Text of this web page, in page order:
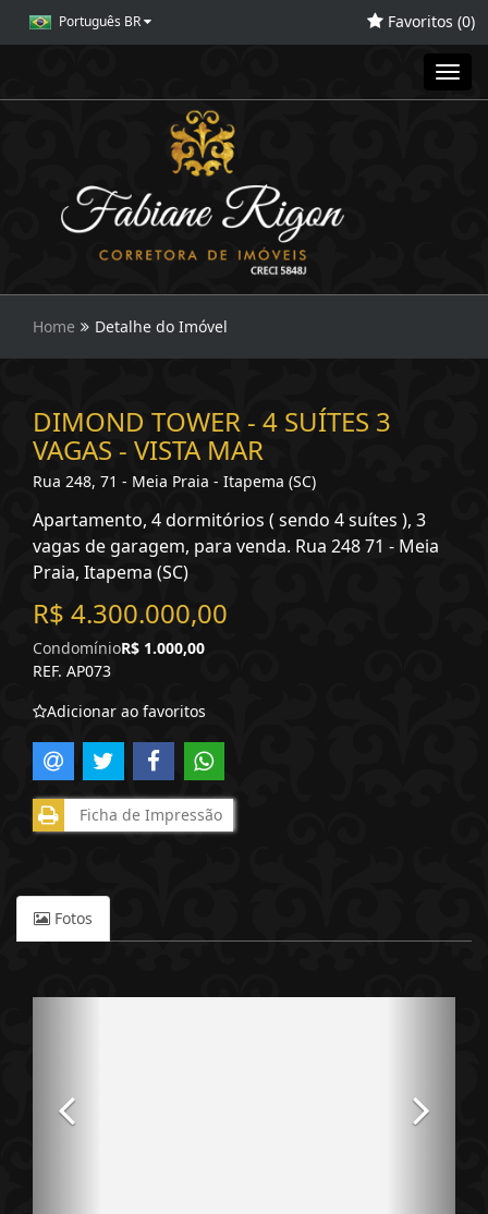
Português BR Favoritos (0)
Home Detalhe do Imóvel
DIMOND TOWER - 4 SUÍTES 3
VAGAS - VISTA MAR
Rua 248, 71 - Meia Praia - Itapema (SC)
Apartamento, 4 dormitórios ( sendo 4 suítes ), 3
vagas de garagem, para venda. Rua 248 71 - Meia
Praia, Itapema (SC)
R$ 4.300.000,00
CondomínioR$ 1.000,00
REF. AP073
Adicionar ao favoritos
Ficha de Impressão
Fotos